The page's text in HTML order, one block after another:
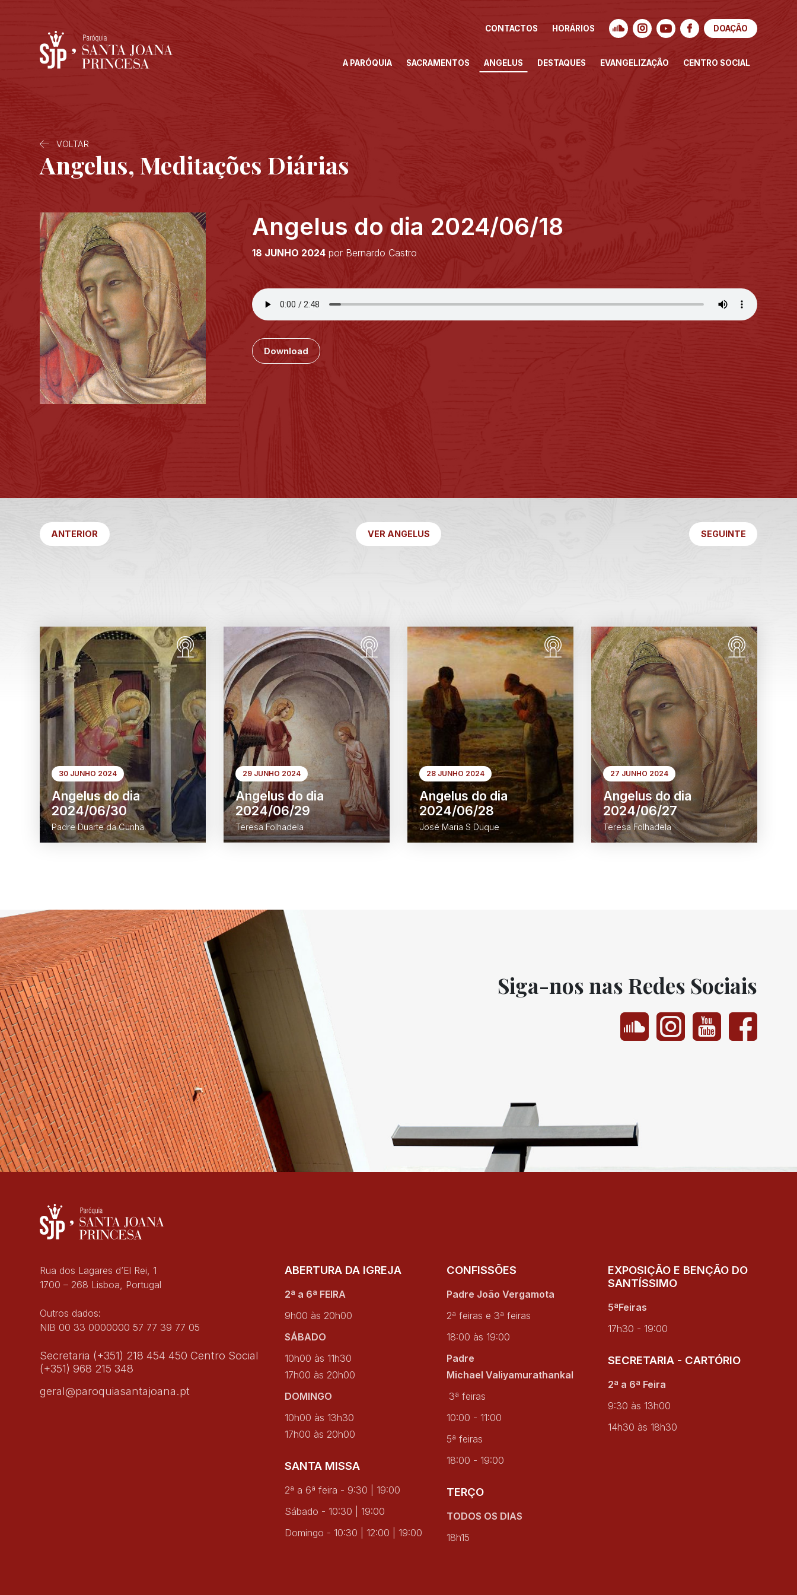
CONTACTOS HORÁRIOS DOAÇÃO
A PARÓQUIA SACRAMENTOS ANGELUS DESTAQUES EVANGELIZAÇÃO CENTRO SOCIAL
VOLTAR
Angelus, Meditações Diárias
Angelus do dia 2024/06/18
18 JUNHO 2024 por Bernardo Castro
Download
ANTERIOR VER ANGELUS SEGUINTE
30 JUNHO 2024
Angelus do dia
2024/06/30
Padre Duarte da Cunha
29 JUNHO 2024
Angelus do dia
2024/06/29
Teresa Folhadela
28 JUNHO 2024
Angelus do dia
2024/06/28
José Maria S Duque
27 JUNHO 2024
Angelus do dia
2024/06/27
Teresa Folhadela
Siga-nos nas Redes Sociais
Rua dos Lagares d’El Rei, 1
1700 – 268 Lisboa, Portugal
Outros dados:
NIB 00 33 0000000 57 77 39 77 05
Secretaria (+351) 218 454 450 Centro Social
(+351) 968 215 348
geral@paroquiasantajoana.pt
ABERTURA DA IGREJA
2ª a 6ª FEIRA
9h00 às 20h00
SÁBADO
10h00 às 11h30
17h00 às 20h00
DOMINGO
10h00 às 13h30
17h00 às 20h00
SANTA MISSA
2ª a 6ª feira - 9:30 | 19:00
Sábado - 10:30 | 19:00
Domingo - 10:30 | 12:00 | 19:00
CONFISSÕES
Padre João Vergamota
2ª feiras e 3ª feiras
18:00 às 19:00
Padre
Michael Valiyamurathankal
3ª feiras
10:00 - 11:00
5ª feiras
18:00 - 19:00
TERÇO
TODOS OS DIAS
18h15
EXPOSIÇÃO E BENÇÃO DO
SANTÍSSIMO
5ªFeiras
17h30 - 19:00
SECRETARIA - CARTÓRIO
2ª a 6ª Feira
9:30 às 13h00
14h30 às 18h30